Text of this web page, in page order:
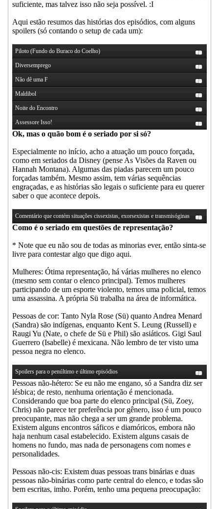
suficiente, mas talvez isso não seja possível. :I
Aqui estão resumos das histórias dos episódios, com alguns
spoilers (só contando o setup de cada um):
Piloto (Fundo do Buraco do Coelho)
Diversemprego
Não dê uma F
Maldibol
Noite do Encontro
Assessore Isso!
Ok, mas o quão bom é o seriado por si só?
Especialmente no início, acho a atuação um pouco forçada,
como em seriados da Disney (pense As Visões da Raven ou
Hannah Montana). Algumas das piadas parecem um pouco
forçadas também. Mesmo assim, tem várias sequências
engraçadas, e as histórias são legais o suficiente para eu querer
saber o que acontece depois.
Comentário que contém situações cissexistas, exorsexistas e transmisóginas
Como é o seriado em questões de representação?
* Note que eu não sou de todas as minorias ever, então sinta-se
livre para contestar algo que digo aqui.
Mulheres: Ótima representação, há várias mulheres no elenco
(mesmo sem contar o elenco principal). Temos mulheres
participando de um esporte violento, temos uma policial, temos
uma assassina. A própria Sü trabalha na área de informática.
Pessoas de cor: Tanto Nyla Rose (Sü) quanto Andrea Menard
(Sandra) são indígenas, enquanto Kent S. Leung (Russell) e
Raugi Yu (Nate, o chefe de Sü e Phil) são asiáticos. Gigi Saul
Guerrero (Isabelle) é mexicana. Não lembro de ter visto uma
pessoa negra no elenco.
Spoilers para o penúltimo e último episódios
Pessoas não-hétero: Se eu não me engano, só a Sandra diz ser
lésbica; de resto, nenhuma orientação é mencionada.
Considerando que boa parte do elenco principal (Sü, Zoey,
Chris) não parece ter preferência por gênero, isso é um pouco
preocupante, mas não chega a ser um grande problema.
Existem alguns encontros sáficos e diamóricos, embora não
haja nenhum casal estabelecido. Existem alguns casais de
homens no fundo, mas nada de personagens com nomes e
personalidades.
Pessoas não-cis: Existem duas pessoas trans binárias e duas
pessoas não-binárias como parte central do elenco, e todas são
bem escritas, imho. Porém, tenho uma pequena preocupação: